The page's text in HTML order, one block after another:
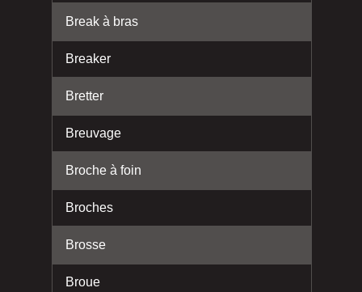
Break à bras
Breaker
Bretter
Breuvage
Broche à foin
Broches
Brosse
Broue